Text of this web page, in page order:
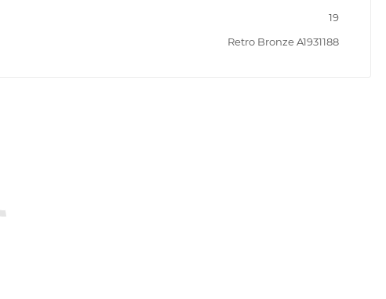
19
Retro Bronze A1931188